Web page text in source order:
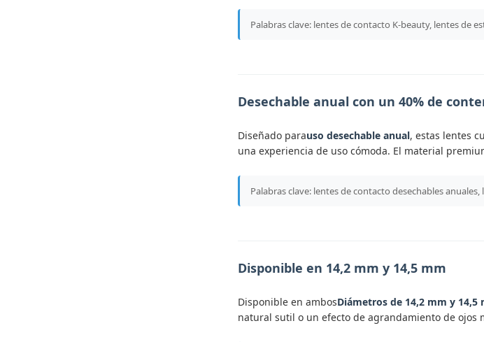
Palabras clave: lentes de contacto K-beauty, lentes de
Desechable anual con un 40% de
Diseñado parauso desechable anual, estas lentes
una experiencia de uso cómoda. El material
Palabras clave: lentes de contacto desechables
Disponible en 14,2 mm y 14,5 mm
Disponible en ambosDiámetros de 14,2 mm y 14,5
natural sutil o un efecto de agrandamiento de ojos